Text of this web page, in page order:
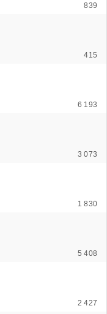
839
415
6 193
3 073
1 830
5 408
2 427